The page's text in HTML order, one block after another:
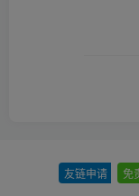
友链申请 免